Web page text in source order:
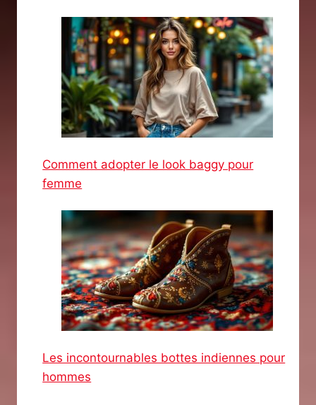
Comment adopter le look baggy pour
femme
Les incontournables bottes indiennes pour
hommes